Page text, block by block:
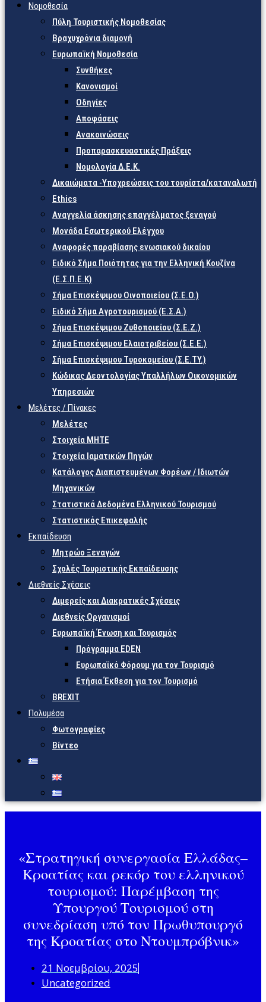
Νομοθεσία
Πύλη Τουριστικής Νομοθεσίας
Βραχυχρόνια διαμονή
Ευρωπαϊκή Νομοθεσία
Συνθήκες
Κανονισμοί
Οδηγίες
Αποφάσεις
Ανακοινώσεις
Προπαρασκευαστικές Πράξεις
Νομολογία Δ.Ε.Κ.
Δικαιώματα -Υποχρεώσεις του τουρίστα/καταναλωτή
Ethics
Αναγγελία άσκησης επαγγέλματος ξεναγού
Μονάδα Εσωτερικού Ελέγχου
Αναφορές παραβίασης ενωσιακού δικαίου
Ειδικό Σήμα Ποιότητας για την Ελληνική Κουζίνα
(Ε.Σ.Π.Ε.Κ)
Σήμα Επισκέψιμου Οινοποιείου (Σ.Ε.Ο.)
Ειδικό Σήμα Αγροτουρισμού (Ε.Σ.Α.)
Σήμα Επισκέψιμου Ζυθοποιείου (Σ.Ε.Ζ.)
Σήμα Επισκέψιμου Ελαιοτριβείου (Σ.Ε.Ε.)
Σήμα Επισκέψιμου Τυροκομείου (Σ.Ε.TY.)
Κώδικας Δεοντολογίας Υπαλλήλων Οικονομικών
Υπηρεσιών
Μελέτες / Πίνακες
Μελέτες
Στοιχεία ΜΗΤΕ
Στοιχεία Ιαματικών Πηγών
Κατάλογος Διαπιστευμένων Φορέων / Ιδιωτών
Μηχανικών
Στατιστικά Δεδομένα Ελληνικού Τουρισμού
Στατιστικός Επικεφαλής
Εκπαίδευση
Μητρώο Ξεναγών
Σχολές Τουριστικής Εκπαίδευσης
Διεθνείς Σχέσεις
Διμερείς και Διακρατικές Σχέσεις
Διεθνείς Οργανισμοί
Ευρωπαϊκή Ένωση και Τουρισμός
Πρόγραμμα EDEN
Ευρωπαϊκό Φόρουμ για τον Τουρισμό
Ετήσια Έκθεση για τον Τουρισμό
BREXIT
Πολυμέσα
Φωτογραφίες
Βίντεο
«Στρατηγική συνεργασία Ελλάδας–
Κροατίας και ρεκόρ του ελληνικού
τουρισμού: Παρέμβαση της
Υπουργού Τουρισμού στη
συνεδρίαση υπό τον Πρωθυπουργό
της Κροατίας στο Ντουμπρόβνικ»
21 Νοεμβρίου, 2025
Uncategorized